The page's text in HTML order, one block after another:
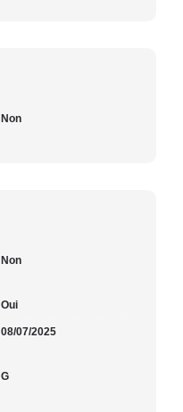
Non
Non
Oui
08/07/2025
G